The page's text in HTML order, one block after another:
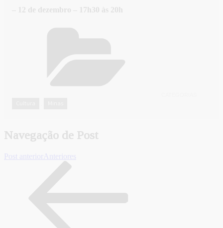
– 12 de dezembro – 17h30 às 20h
Navegação de Post
Post anterior Anteriores